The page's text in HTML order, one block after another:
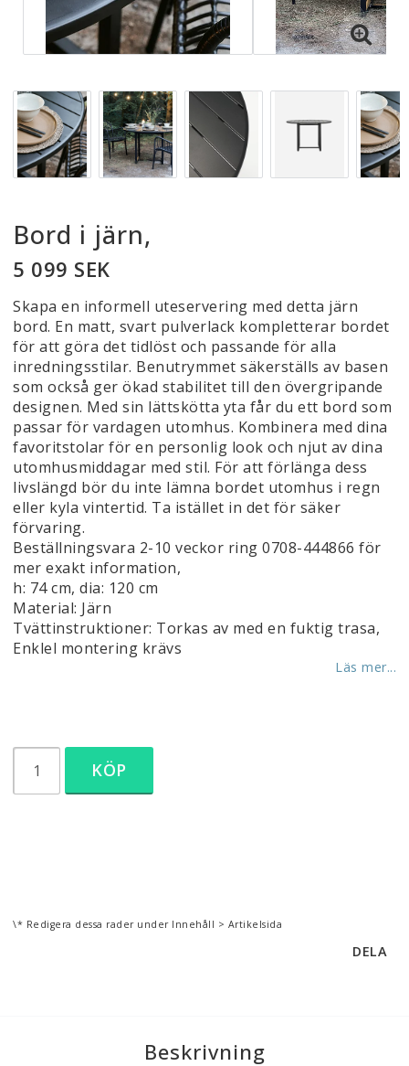
Bord i järn,
5 099 SEK
Skapa en informell uteservering med detta järn
bord. En matt, svart pulverlack kompletterar bordet
för att göra det tidlöst och passande för alla
inredningsstilar. Benutrymmet säkerställs av basen
som också ger ökad stabilitet till den övergripande
designen. Med sin lättskötta yta får du ett bord som
passar för vardagen utomhus. Kombinera med dina
favoritstolar för en personlig look och njut av dina
utomhusmiddagar med stil. För att förlänga dess
livslängd bör du inte lämna bordet utomhus i regn
eller kyla vintertid. Ta istället in det för säker
förvaring.
Beställningsvara 2-10 veckor ring 0708-444866 för
mer exakt information,
h: 74 cm, dia: 120 cm
Material: Järn
Tvättinstruktioner: Torkas av med en fuktig trasa,
Enklel montering krävs
Läs mer...
KÖP
\* Redigera dessa rader under Innehåll > Artikelsida
DELA
Beskrivning